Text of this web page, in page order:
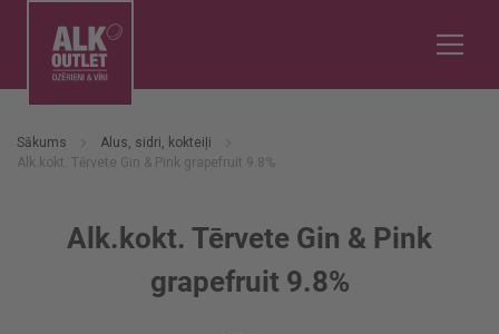
Sākums
Alus, sidri, kokteiļi
Alk.kokt. Tērvete Gin & Pink grapefruit 9.8%
Alk.kokt. Tērvete Gin & Pink
grapefruit 9.8%